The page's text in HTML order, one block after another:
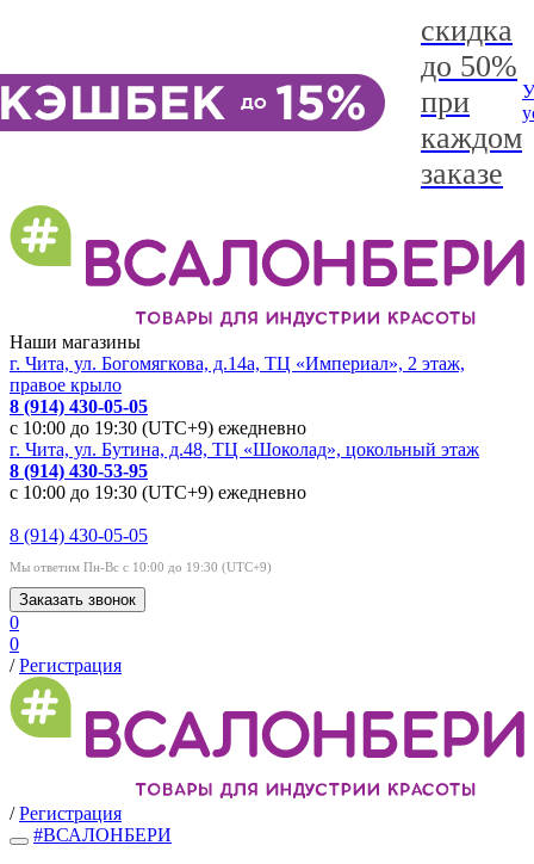
скидка
до 50%
при
каждом
заказе
Наши магазины
г. Чита, ул. Богомягкова, д.14а, ТЦ «Империал», 2 этаж,
правое крыло
8 (914) 430-05-05
с 10:00 до 19:30 (UTC+9) ежедневно
г. Чита, ул. Бутина, д.48, ТЦ «Шоколад», цокольный этаж
8 (914) 430-53-95
с 10:00 до 19:30 (UTC+9) ежедневно
8 (914) 430-05-05
Мы ответим Пн-Вс с 10:00 до 19:30 (UTC+9)
Заказать звонок
0
0
/ Регистрация
/ Регистрация
#ВСАЛОНБЕРИ